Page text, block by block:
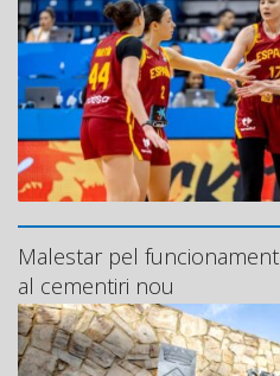
Malestar pel
al cementiri nou